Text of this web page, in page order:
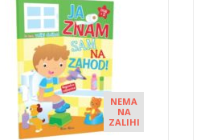
NEMA
NA
ZALIHI